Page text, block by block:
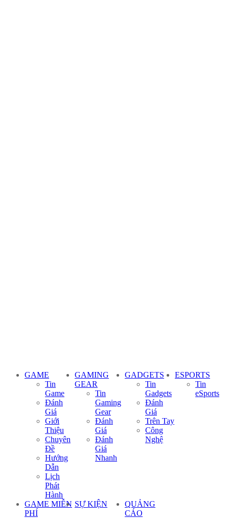
GAME
Tin
Game
Đánh
Giá
Giới
Thiệu
Chuyên
Đề
Hướng
Dẫn
Lịch
Phát
Hành
GAMING
GEAR
Tin
Gaming
Gear
Đánh
Giá
Đánh
Giá
Nhanh
GADGETS
Tin
Gadgets
Đánh
Giá
Trên Tay
Công
Nghệ
ESPORTS
Tin
eSports
GAME MIỄN
PHÍ
SỰ KIỆN
QUẢNG
CÁO